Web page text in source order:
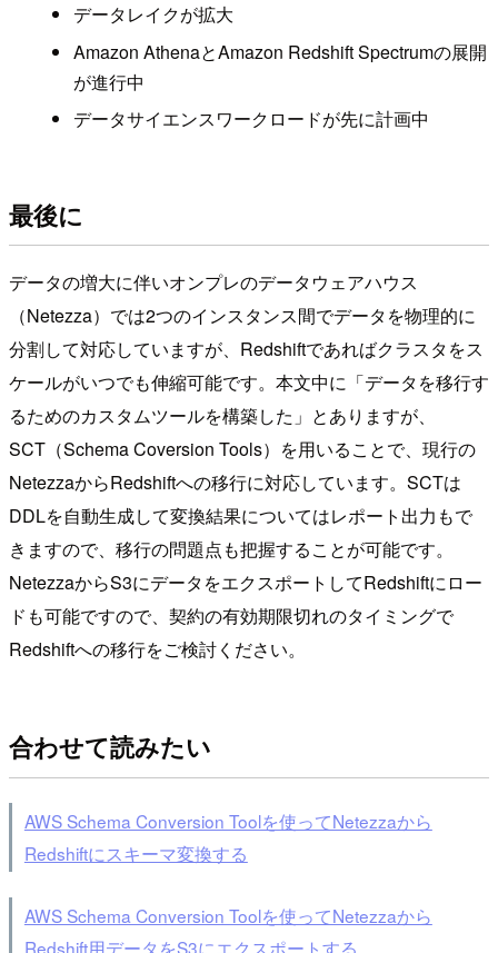
データレイクが拡大
Amazon AthenaとAmazon Redshift Spectrumの展開
が進行中
データサイエンスワークロードが先に計画中
最後に
データの増大に伴いオンプレのデータウェアハウス
（Netezza）では2つのインスタンス間でデータを物理的に
分割して対応していますが、Redshiftであればクラスタをス
ケールがいつでも伸縮可能です。本文中に「データを移行す
るためのカスタムツールを構築した」とありますが、
SCT（Schema Coversion Tools）を用いることで、現行の
NetezzaからRedshiftへの移行に対応しています。SCTは
DDLを自動生成して変換結果についてはレポート出力もで
きますので、移行の問題点も把握することが可能です。
NetezzaからS3にデータをエクスポートしてRedshiftにロー
ドも可能ですので、契約の有効期限切れのタイミングで
Redshiftへの移行をご検討ください。
合わせて読みたい
AWS Schema Conversion Toolを使ってNetezzaから
Redshiftにスキーマ変換する
AWS Schema Conversion Toolを使ってNetezzaから
Redshift用データをS3にエクスポートする